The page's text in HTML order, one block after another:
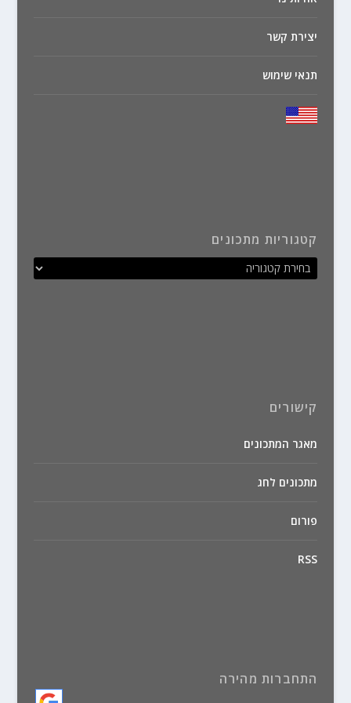
יצירת קשר
תנאי שימוש
קטגוריות מתכונים
קישורים
מאגר המתכונים
מתכונים לחג
פורום
RSS
התחברות מהירה